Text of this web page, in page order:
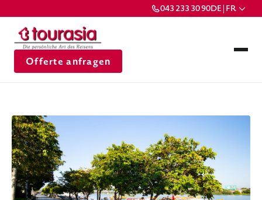
043 233 30 90DE | FR
Offerte anfragen